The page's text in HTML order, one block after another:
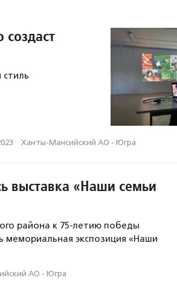
создаст
· Ханты-Мансийский АО - Югра
выставка «Наши семьи
района к 75-летию победы
мемориальная экспозиция «Наши
АО - Югра